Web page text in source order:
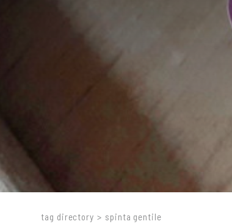
tag directory > spinta gentile